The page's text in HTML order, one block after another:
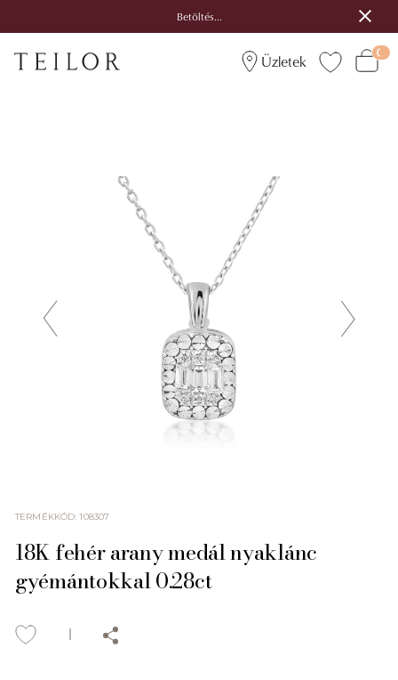
Betöltés...
Üzletek
TERMÉKKÓD:108307
18K fehér arany medál nyaklánc
gyémántokkal 0.28ct